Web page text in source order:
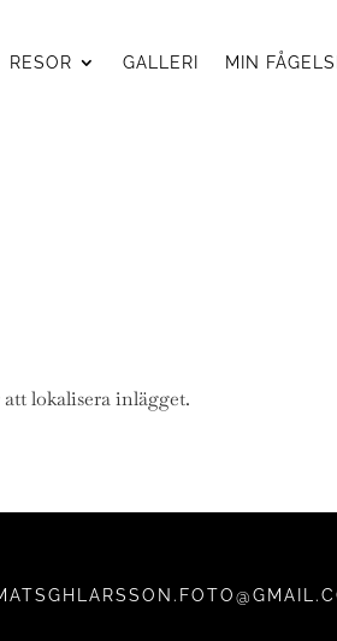
RESOR GALLERI MIN
lokalisera inlägget.